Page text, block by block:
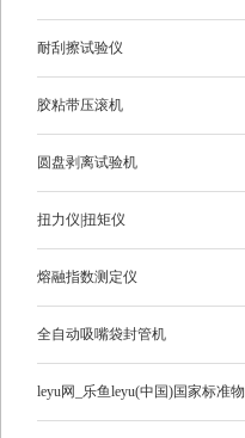
耐刮擦试验仪
胶粘带压滚机
圆盘剥离试验机
扭力仪|扭矩仪
熔融指数测定仪
全自动吸嘴袋封管机
leyu网_乐鱼leyu(中国)国家标准物